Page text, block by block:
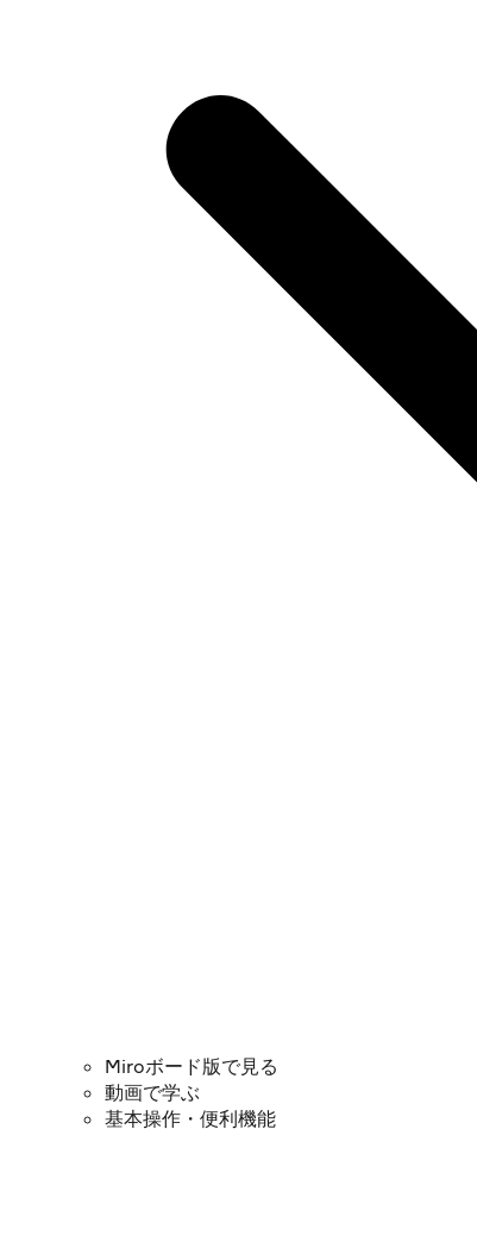
Miroボード版で見る
動画で学ぶ
基本操作・便利機能